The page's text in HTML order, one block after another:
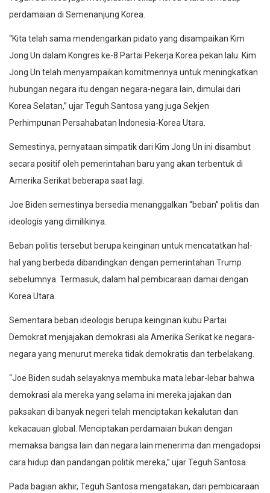
perdamaian di Semenanjung Korea.
“Kita telah sama mendengarkan pidato yang disampaikan Kim
Jong Un dalam Kongres ke-8 Partai Pekerja Korea pekan lalu. Kim
Jong Un telah menyampaikan komitmennya untuk meningkatkan
hubungan negara itu dengan negara-negara lain, dimulai dari
Korea Selatan,” ujar Teguh Santosa yang juga Sekjen
Perhimpunan Persahabatan Indonesia-Korea Utara.
Semestinya, pernyataan simpatik dari Kim Jong Un ini disambut
secara positif oleh pemerintahan baru yang akan terbentuk di
Amerika Serikat beberapa saat lagi.
Joe Biden semestinya bersedia menanggalkan “beban” politis dan
ideologis yang dimilikinya.
Beban politis tersebut berupa keinginan untuk mencatatkan hal-
hal yang berbeda dibandingkan dengan pemerintahan Trump
sebelumnya. Termasuk, dalam hal pembicaraan damai dengan
Korea Utara.
Sementara beban ideologis berupa keinginan kubu Partai
Demokrat menjajakan demokrasi ala Amerika Serikat ke negara-
negara yang menurut mereka tidak demokratis dan terbelakang.
“Joe Biden sudah selayaknya membuka mata lebar-lebar bahwa
demokrasi ala mereka yang selama ini mereka jajakan dan
paksakan di banyak negeri telah menciptakan kekalutan dan
kekacauan global. Menciptakan perdamaian bukan dengan
memaksa bangsa lain dan negara lain menerima dan mengadopsi
cara hidup dan pandangan politik mereka,” ujar Teguh Santosa.
Pada bagian akhir, Teguh Santosa mengatakan, dari pembicaraan